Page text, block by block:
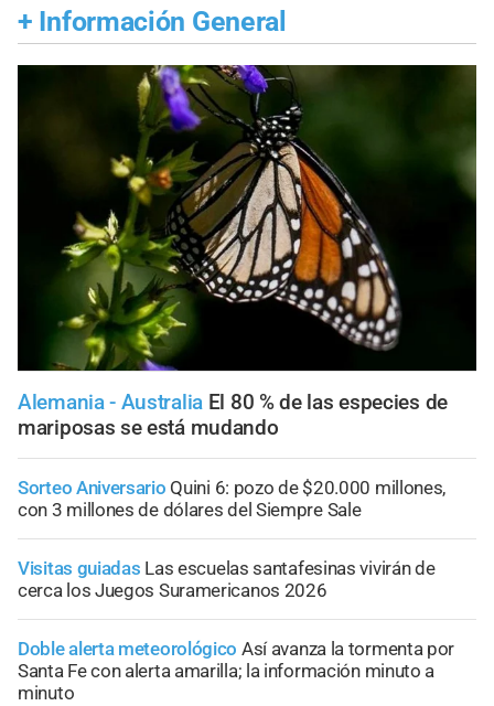
+ Información General
Alemania - Australia El 80 % de las especies de
mariposas se está mudando
Sorteo Aniversario Quini 6: pozo de $20.000 millones,
con 3 millones de dólares del Siempre Sale
Visitas guiadas Las escuelas santafesinas vivirán de
cerca los Juegos Suramericanos 2026
Doble alerta meteorológico Así avanza la tormenta por
Santa Fe con alerta amarilla; la información minuto a
minuto